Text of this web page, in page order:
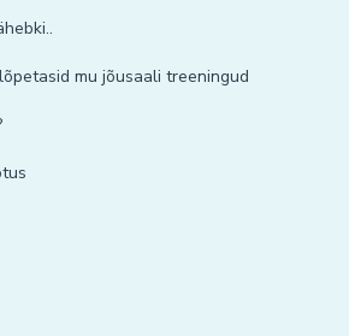
mu jõusaali treeningud